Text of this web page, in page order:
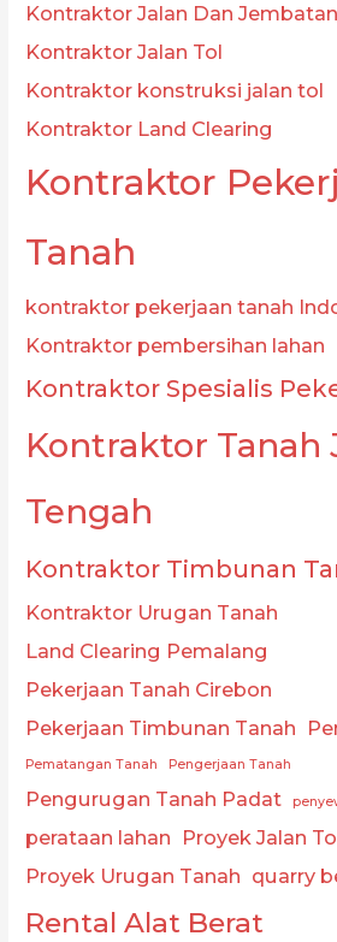
Kontraktor Jalan Dan Jembatan
Kontraktor Jalan Tol
Kontraktor konstruksi jalan tol
Kontraktor Land Clearing
Kontraktor
Tanah
kontraktor pekerjaan tanah
Kontraktor pembersihan lahan
Kontraktor Spesialis
Kontraktor Tanah
Tengah
Kontraktor Timbunan
Kontraktor Urugan Tanah
Land Clearing Pemalang
Pekerjaan Tanah Cirebon
Pekerjaan Timbunan Tanah
Pematangan Tanah Pengerjaan Tanah
Pengurugan Tanah Padat
perataan lahan Proyek Jalan
Proyek Urugan Tanah quarry
Rental Alat Berat